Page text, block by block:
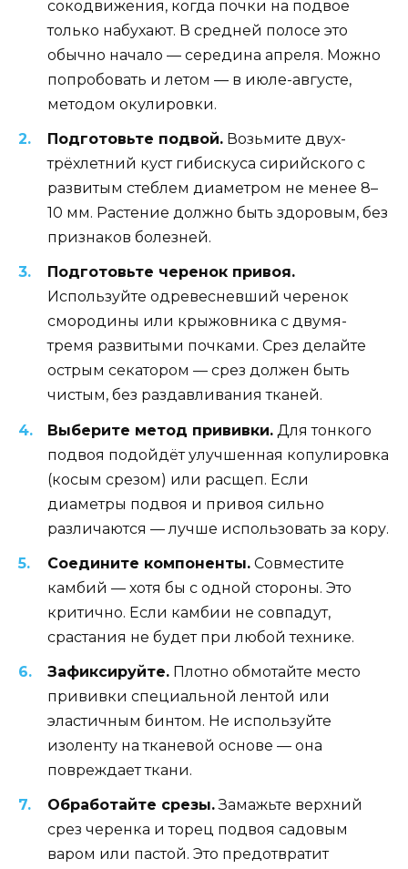
сокодвижения, когда почки на подвое
только набухают. В средней полосе это
обычно начало — середина апреля. Можно
попробовать и летом — в июле-августе,
методом окулировки.
Подготовьте подвой. Возьмите двух-
трёхлетний куст гибискуса сирийского с
развитым стеблем диаметром не менее 8–
10 мм. Растение должно быть здоровым, без
признаков болезней.
Подготовьте черенок привоя.
Используйте одревесневший черенок
смородины или крыжовника с двумя-
тремя развитыми почками. Срез делайте
острым секатором — срез должен быть
чистым, без раздавливания тканей.
Выберите метод прививки. Для тонкого
подвоя подойдёт улучшенная копулировка
(косым срезом) или расщеп. Если
диаметры подвоя и привоя сильно
различаются — лучше использовать за кору.
Соедините компоненты. Совместите
камбий — хотя бы с одной стороны. Это
критично. Если камбии не совпадут,
срастания не будет при любой технике.
Зафиксируйте. Плотно обмотайте место
прививки специальной лентой или
эластичным бинтом. Не используйте
изоленту на тканевой основе — она
повреждает ткани.
Обработайте срезы.Замажьте верхний
срез черенка и торец подвоя садовым
варом или пастой. Это предотвратит